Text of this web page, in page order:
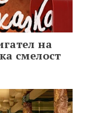
на
смелост